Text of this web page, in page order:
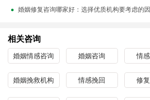
婚姻修复咨询哪家好：选择优质机构要考虑的
相关咨询
婚姻情感咨询 婚姻咨询 情
婚姻挽救机构 情感挽回 修